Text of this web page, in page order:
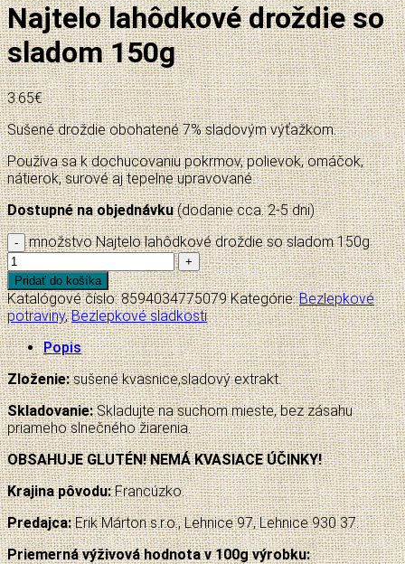
Najtelo lahôdkové droždie so
sladom 150g
3.65€
Sušené droždie obohatené 7% sladovým výťažkom.
Používa sa k dochucovaniu pokrmov, polievok, omáčok,
nátierok, surové aj tepelne upravované.
Dostupné na objednávku(dodanie cca. 2-5 dni)
množstvo Najtelo lahôdkové droždie so sladom 150g
Pridať do košíka
Katalógové číslo:8594034775079 Kategórie:Bezlepkové
potraviny,Bezlepkové sladkosti
Popis
Zloženie:sušené kvasnice,sladový extrakt.
Skladovanie:Skladujte na suchom mieste, bez zásahu
priameho slnečného žiarenia.
OBSAHUJE GLUTÉN! NEMÁ KVASIACE ÚČINKY!
Krajina pôvodu:Francúzko.
Predajca:Erik Márton s.r.o., Lehnice 97, Lehnice 930 37.
Priemerná výživová hodnota v 100g výrobku: